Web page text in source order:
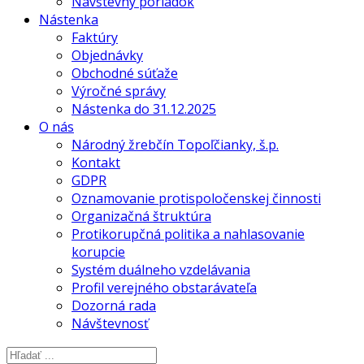
Nástenka
Faktúry
Objednávky
Obchodné súťaže
Výročné správy
Nástenka do 31.12.2025
O nás
Národný žrebčín Topoľčianky, š.p.
Kontakt
GDPR
Oznamovanie protispoločenskej činnosti
Organizačná štruktúra
Protikorupčná politika a nahlasovanie
korupcie
Systém duálneho vzdelávania
Profil verejného obstarávateľa
Dozorná rada
Návštevnosť